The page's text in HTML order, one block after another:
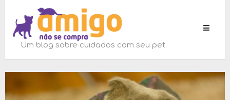
Toggle
Um blog sobre cuidados com seu pet.